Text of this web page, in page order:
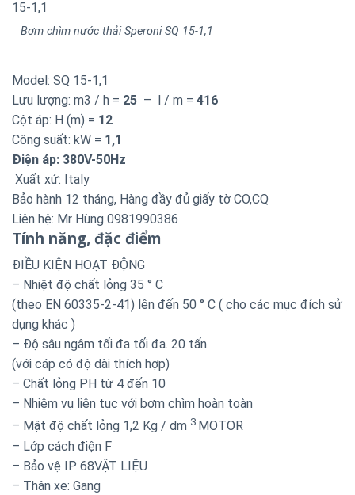
Bơm chìm nước thải Speroni SQ 15-1,1
Model: SQ 15-1,1
Lưu lượng: m3 / h = 25 – l / m = 416
Cột áp: H (m) = 12
Công suất: kW = 1,1
Điện áp: 380V-50Hz
Xuất xứ: Italy
Bảo hành 12 tháng, Hàng đầy đủ giấy tờ CO,CQ
Liên hệ: Mr Hùng 0981990386
Tính năng, đặc điểm
ĐIỀU KIỆN HOẠT ĐỘNG
– Nhiệt độ chất lỏng 35 ° C
(theo EN 60335-2-41) lên đến 50 ° C ( cho các mục đích sử
dụng khác )
– Độ sâu ngâm tối đa tối đa. 20 tấn.
(với cáp có độ dài thích hợp)
– Chất lỏng PH từ 4 đến 10
– Nhiệm vụ liên tục với bơm chìm hoàn toàn
– Mật độ chất lỏng 1,2 Kg / dm 3 MOTOR
– Lớp cách điện F
– Bảo vệ IP 68VẬT LIỆU
– Thân xe: Gang